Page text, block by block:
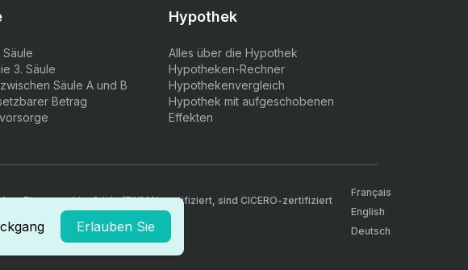
Erlauben Sie
3. Säule
Säule A und B
Betrag
Hypothek
Alles über die Hypothek
Hypotheken-Rechner
Hypothekenvergleich
Hypothek mit aufgeschobenen
Effekten
Finanzmarktaufsicht (FINMA) zertifiziert, sind CICERO-zertifiziert
Français
English
Deutsch